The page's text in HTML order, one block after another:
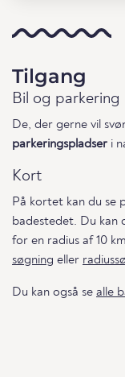
Tilgang
Bil og parkering
De, der gerne vil
parkeringspladser i
Kort
På kortet kan du se
badestedet. Du kan
for en radius af 10
søgning eller
Du kan også se alle